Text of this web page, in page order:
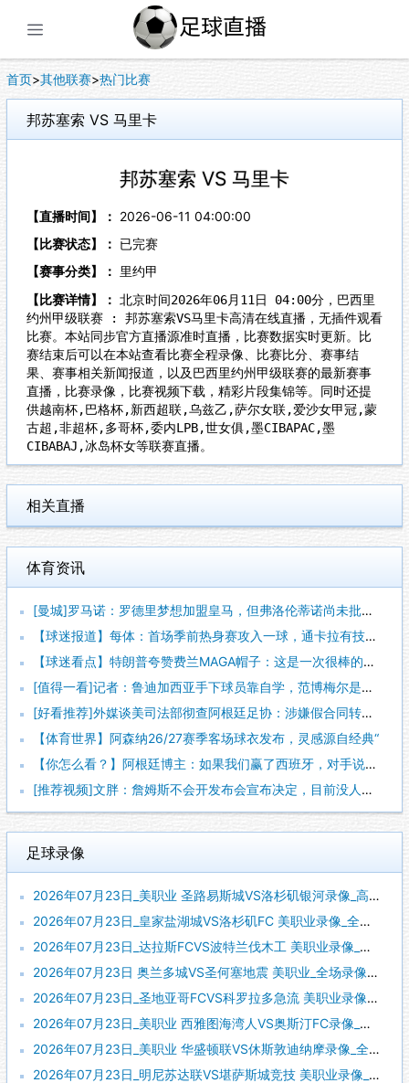
首页>其他联赛>热门比赛
邦苏塞索 VS 马里卡
邦苏塞索 VS 马里卡
【直播时间】： 2026-06-11 04:00:00
【比赛状态】：
已完赛
【赛事分类】： 里约甲
【比赛详情】： 北京时间2026年06月11日 04:00分，巴西里
约州甲级联赛 : 邦苏塞索VS马里卡高清在线直播，无插件观看
比赛。本站同步官方直播源准时直播，比赛数据实时更新。比
赛结束后可以在本站查看比赛全程录像、比赛比分、赛事结
果、赛事相关新闻报道，以及巴西里约州甲级联赛的最新赛事
直播，比赛录像，比赛视频下载，精彩片段集锦等。同时还提
供越南杯,巴格杯,新西超联,乌兹乙,萨尔女联,爱沙女甲冠,蒙
古超,非超杯,多哥杯,委内LPB,世女俱,墨CIBAPAC,墨
CIBABAJ,冰岛杯女等联赛直播。
相关直播
体育资讯
[曼城]罗马诺：罗德里梦想加盟皇马，但弗洛伦蒂诺尚未批准引进
【球迷报道】每体：首场季前热身赛攻入一球，通卡拉有技术有身体
【球迷看点】特朗普夸赞费兰MAGA帽子：这是一次很棒的致敬，
[值得一看]记者：鲁迪加西亚手下球员靠自学，范博梅尔是更年轻
[好看推荐]外媒谈美司法部彻查阿根廷足协：涉嫌假合同转移资金
【体育世界】阿森纳26/27赛季客场球衣发布，灵感源自经典“
【你怎么看？】阿根廷博主：如果我们赢了西班牙，对手说故意放水
[推荐视频]文胖：詹姆斯不会开发布会宣布决定，目前没人知道他
足球录像
2026年07月23日_美职业 圣路易斯城VS洛杉矶银河录像_高清录像【全场回放】
2026年07月23日_皇家盐湖城VS洛杉矶FC 美职业录像_全场录像【全场回放】
2026年07月23日_达拉斯FCVS波特兰伐木工 美职业录像_全场录像【高清回放】
2026年07月23日 奥兰多城VS圣何塞地震 美职业_全场录像【全场回放】
2026年07月23日_圣地亚哥FCVS科罗拉多急流 美职业录像_高清录像【全场回放】
2026年07月23日_美职业 西雅图海湾人VS奥斯汀FC录像_高清录像【全场回放】
2026年07月23日_美职业 华盛顿联VS休斯敦迪纳摩录像_全场录像【高清回放】
2026年07月23日_明尼苏达联VS堪萨斯城竞技 美职业录像_全场录像【高清回放】